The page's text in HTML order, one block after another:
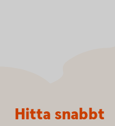
Sidfot
Hitta snabbt